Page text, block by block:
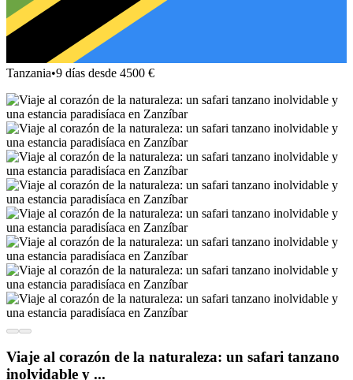
Tanzania•9 días desde 4500 €
Viaje al corazón de la naturaleza: un safari tanzano
inolvidable y ...